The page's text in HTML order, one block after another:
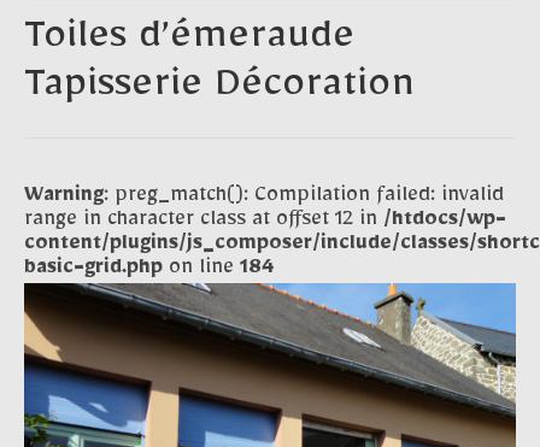
Toiles d’émeraude
Tapisserie Décoration
Warning: preg_match(): Compilation failed: invalid
range in character class at offset 12 in /htdocs/wp-
content/plugins/js_composer/include/classes/
basic-grid.php on line 184